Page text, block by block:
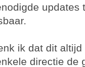
ik dat dit
directie de